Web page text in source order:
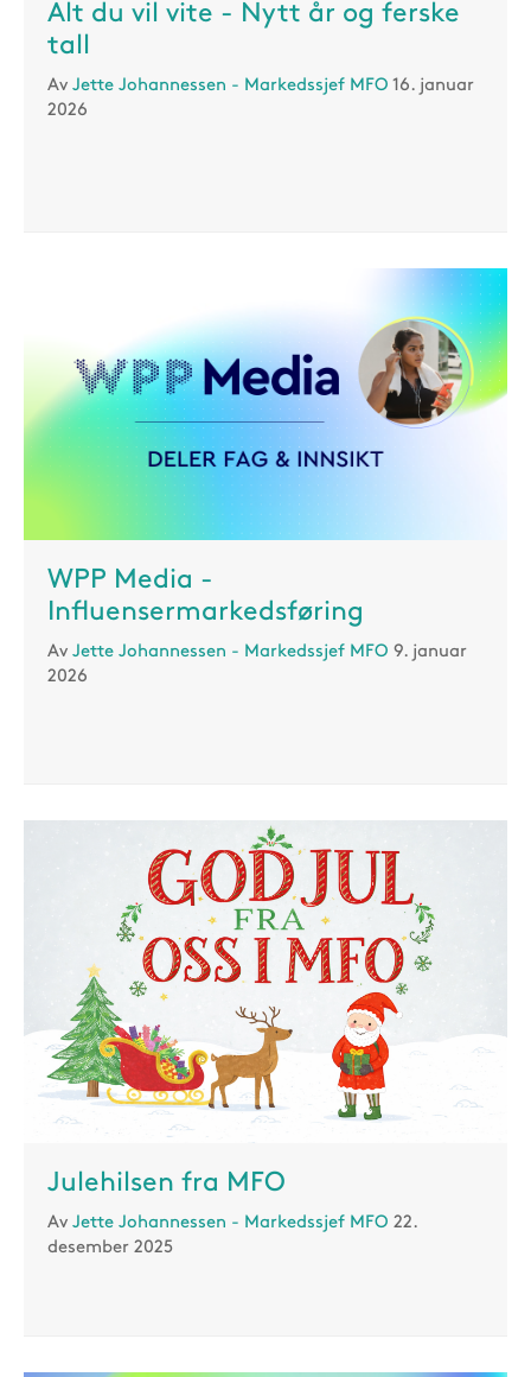
Alt du vil vite - Nytt år og ferske
tall
Av Jette Johannessen - Markedssjef MFO 16. januar
2026
WPP Media -
Influensermarkedsføring
Av Jette Johannessen - Markedssjef MFO 9. januar
2026
Julehilsen fra MFO
Av Jette Johannessen - Markedssjef MFO 22.
desember 2025